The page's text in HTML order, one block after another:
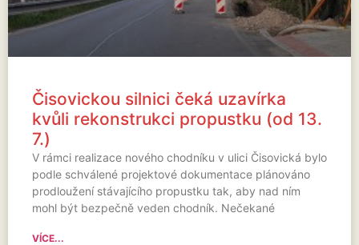
Čisovickou silnici čeká uzavírka
kvůli rekonstrukci propustku (od 13.
7.)
V rámci realizace nového chodníku v ulici Čisovická bylo
podle schválené projektové dokumentace plánováno
prodloužení stávajícího propustku tak, aby nad ním
mohl být bezpečně veden chodník. Nečekané
VÍCE...